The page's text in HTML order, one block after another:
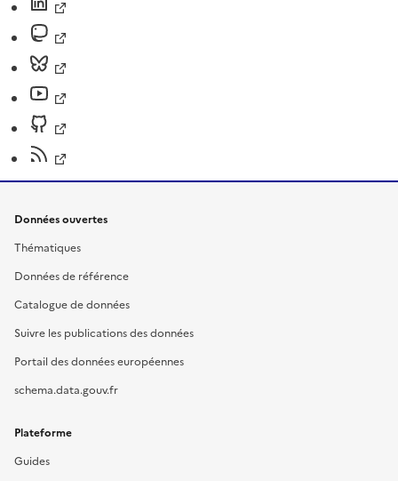
Données ouvertes
Thématiques
Données de référence
Catalogue de données
Suivre les publications des données
Portail des données européennes
schema.data.gouv.fr
Plateforme
Guides